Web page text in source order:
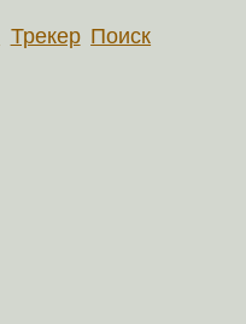
Трекер Поиск